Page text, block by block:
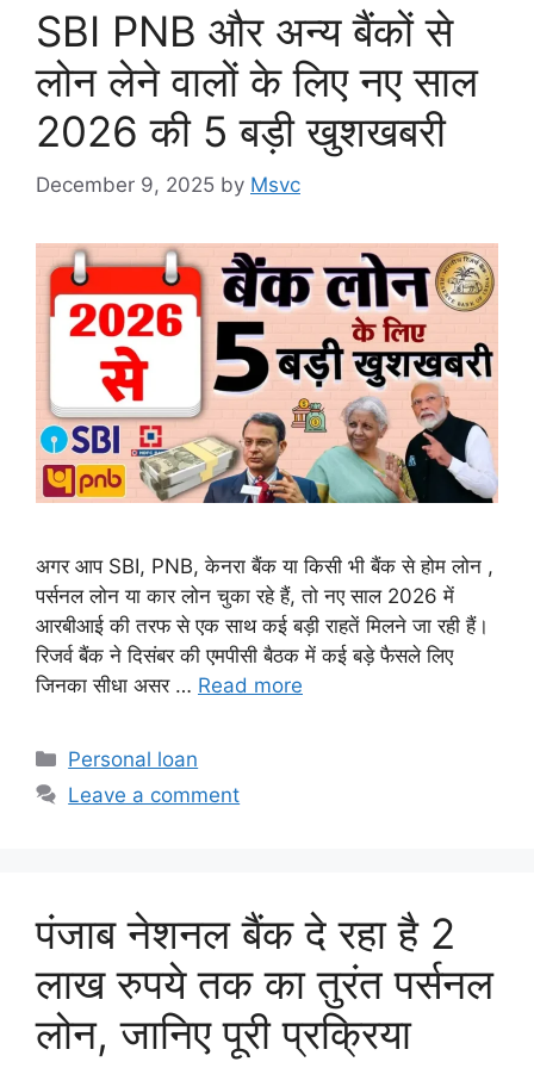
SBI PNB और अन्य बैंकों से
लोन लेने वालों के लिए नए साल
2026 की 5 बड़ी खुशखबरी
December 9, 2025 by Msvc
अगर आप SBI, PNB, केनरा बैंक या किसी भी बैंक से होम लोन ,
पर्सनल लोन या कार लोन चुका रहे हैं, तो नए साल 2026 में
आरबीआई की तरफ से एक साथ कई बड़ी राहतें मिलने जा रही हैं।
रिजर्व बैंक ने दिसंबर की एमपीसी बैठक में कई बड़े फैसले लिए
जिनका सीधा असर … Read more
Categories
Personal loan
Leave a comment
पंजाब नेशनल बैंक दे रहा है 2
लाख रुपये तक का तुरंत पर्सनल
लोन, जानिए पूरी प्रक्रिया